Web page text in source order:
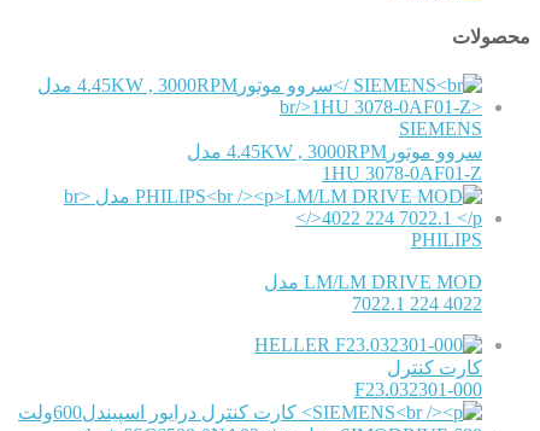
محصولات
SIEMENS
سروو موتور4.45KW , 3000RPM مدل
1HU 3078-0AF01-Z
PHILIPS
LM/LM DRIVE MOD مدل
4022 224 7022.1
HELLER
کارت کنترل
F23.032301-000